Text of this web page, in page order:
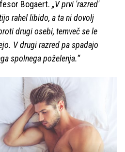
Bogaert. „V prvi 'razred'
rahel libido, a ta ni dovolj
drugi osebi, temveč se le
V drugi razred pa spadajo
spolnega poželenja.“